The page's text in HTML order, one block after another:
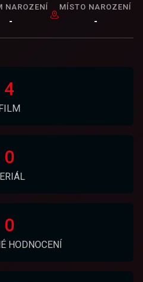
NAROZENÍ
-
MÍSTO NAROZENÍ
-
4
0
0
HODNOCENÍ